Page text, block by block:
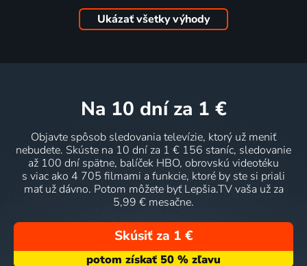
Ukázať všetky výhody
na 10 dní za 1 €
Objavte spôsob sledovania televízie, ktorý už meniť
nebudete. Skúste na 10 dní za 1 € 156 staníc, sledovanie
až 100 dní spätne, balíček HBO, obrovskú videotéku
s viac ako 4 705 filmami a funkcie, ktoré by ste si priali
mať už dávno. Potom môžete byť Lepšia.TV vaša už za
5,99 € mesačne.
Skúsiť za 1 €